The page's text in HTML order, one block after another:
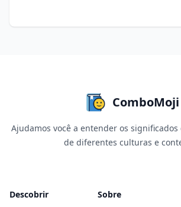
ComboMoji
Ajudamos você a entender os significados
de diferentes culturas e
Descobrir Sobre